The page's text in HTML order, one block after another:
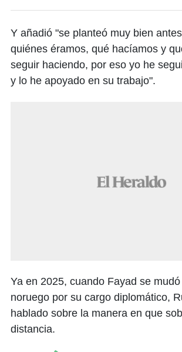
Y añadió "se planteó muy bien
quiénes éramos, qué hacíamos y
seguir haciendo, por eso yo he
y lo he apoyado en su trabajo".
Ya en 2025, cuando Fayad se
noruego por su cargo diplomático,
hablado sobre la manera en que
distancia.